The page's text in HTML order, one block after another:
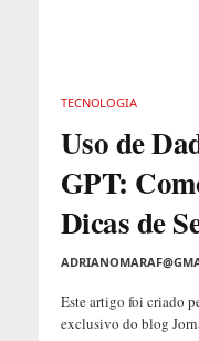
TECNOLOGIA
Uso de
GPT:
Dicas de
Este artigo foi criado
exclusivo do blog